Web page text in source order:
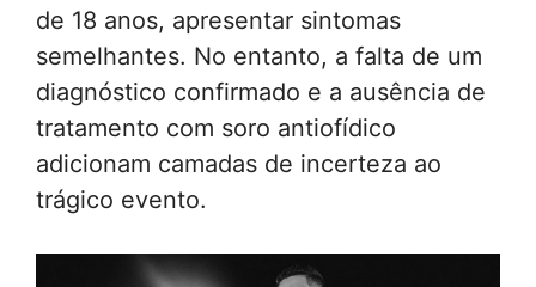
de 18 anos, apresentar sintomas
semelhantes. No entanto, a falta de um
diagnóstico confirmado e a ausência de
tratamento com soro antiofídico
adicionam camadas de incerteza ao
trágico evento.